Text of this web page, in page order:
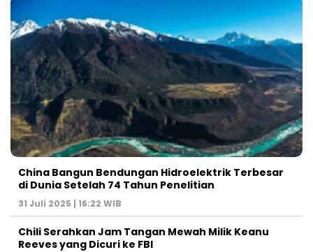
China Bangun Bendungan Hidroelektrik Terbesar
di Dunia Setelah 74 Tahun Penelitian
31 Juli 2025 | 16:22 WIB
Chili Serahkan Jam Tangan Mewah Milik Keanu
Reeves yang Dicuri ke FBI